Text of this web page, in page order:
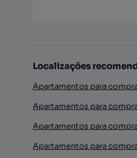
Localizações
Apartamentos para
Apartamentos para
Apartamentos para
Apartamentos para